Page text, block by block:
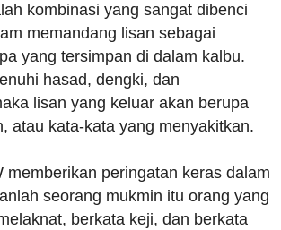
kombinasi yang sangat dibenci
memandang lisan sebagai
yang tersimpan di dalam kalbu.
hasad, dengki, dan
lisan yang keluar akan berupa
atau kata-kata yang menyakitkan.
memberikan peringatan keras dalam
seorang mukmin itu orang yang
berkata keji, dan berkata